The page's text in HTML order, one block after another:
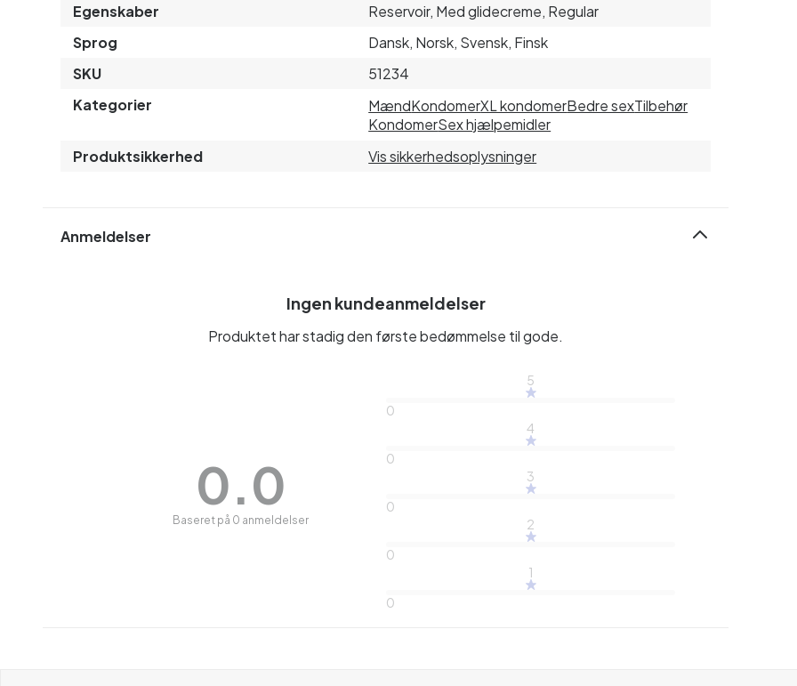
Egenskaber
Reservoir, Med glidecreme, Regular
Sprog
Dansk, Norsk, Svensk, Finsk
SKU
51234
Kategorier
MændKondomerXL kondomerBedre sexTilbehør
KondomerSex hjælpemidler
Produktsikkerhed
Vis sikkerhedsoplysninger
Anmeldelser
Ingen kundeanmeldelser
Produktet har stadig den første bedømmelse til gode.
0.0
Baseret på 0 anmeldelser
5
0
4
0
3
0
2
0
1
0